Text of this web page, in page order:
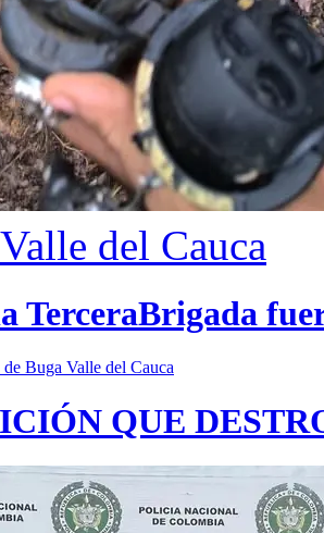
Valle del Cauca
TerceraBrigada
de Buga Valle del Cauca
QUE